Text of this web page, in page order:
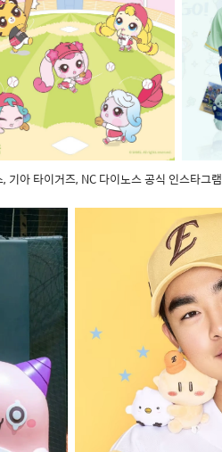
기아 타이거즈, NC 다이노스 공식 인스타그램